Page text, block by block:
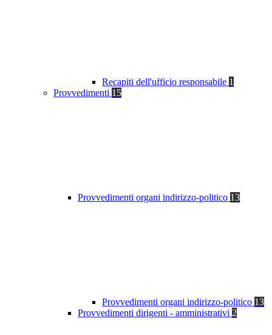
Recapiti dell'ufficio responsabile 1
Provvedimenti 15
Provvedimenti organi indirizzo-politico 13
Provvedimenti organi indirizzo-politico 13
Provvedimenti dirigenti - amministrativi 2